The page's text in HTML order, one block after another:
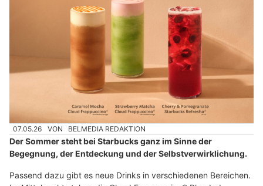
07.05.26 VON BELMEDIA REDAKTION
Der Sommer steht bei Starbucks ganz im Sinne der
Begegnung, der Entdeckung und der Selbstverwirklichung.
Passend dazu gibt es neue Drinks in verschiedenen Bereichen.